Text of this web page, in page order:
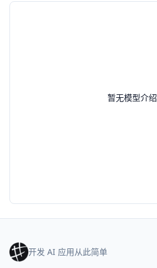
暂无模型介绍
开发 AI 应用从此简单